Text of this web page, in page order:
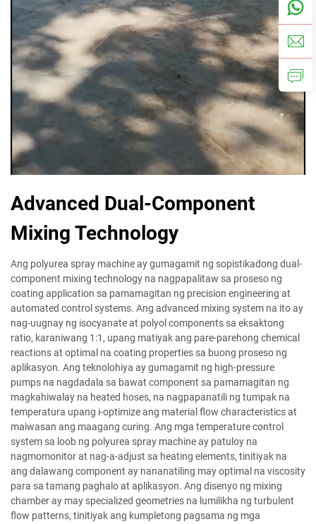
Advanced Dual-Component
Mixing Technology
Ang polyurea spray machine ay gumagamit ng sopistikadong dual-
component mixing technology na nagpapalitaw sa proseso ng
coating application sa pamamagitan ng precision engineering at
automated control systems. Ang advanced mixing system na ito ay
nag-uugnay ng isocyanate at polyol components sa eksaktong
ratio, karaniwang 1:1, upang matiyak ang pare-parehong chemical
reactions at optimal na coating properties sa buong proseso ng
aplikasyon. Ang teknolohiya ay gumagamit ng high-pressure
pumps na nagdadala sa bawat component sa pamamagitan ng
magkahiwalay na heated hoses, na nagpapanatili ng tumpak na
temperatura upang i-optimize ang material flow characteristics at
maiwasan ang maagang curing. Ang mga temperature control
system sa loob ng polyurea spray machine ay patuloy na
nagmomonitor at nag-a-adjust sa heating elements, tinitiyak na
ang dalawang component ay nananatiling may optimal na viscosity
para sa tamang paghalo at aplikasyon. Ang disenyo ng mixing
chamber ay may specialized geometries na lumilikha ng turbulent
flow patterns, tinitiyak ang kumpletong pagsama ng mga